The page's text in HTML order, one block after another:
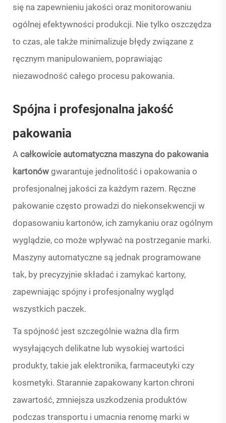
się na zapewnieniu jakości oraz monitorowaniu
ogólnej efektywności produkcji. Nie tylko oszczędza
to czas, ale także minimalizuje błędy związane z
ręcznym manipulowaniem, poprawiając
niezawodność całego procesu pakowania.
Spójna i profesjonalna jakość
pakowania
A całkowicie automatyczna maszyna do pakowania
kartonów gwarantuje jednolitość i opakowania o
profesjonalnej jakości za każdym razem. Ręczne
pakowanie często prowadzi do niekonsekwencji w
dopasowaniu kartonów, ich zamykaniu oraz ogólnym
wyglądzie, co może wpływać na postrzeganie marki.
Maszyny automatyczne są jednak programowane
tak, by precyzyjnie składać i zamykać kartony,
zapewniając spójny i profesjonalny wygląd
wszystkich paczek.
Ta spójność jest szczególnie ważna dla firm
wysyłających delikatne lub wysokiej wartości
produkty, takie jak elektronika, farmaceutyki czy
kosmetyki. Starannie zapakowany karton chroni
zawartość, zmniejsza uszkodzenia produktów
podczas transportu i umacnia renomę marki w